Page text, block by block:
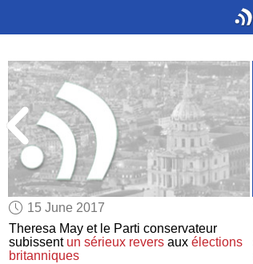
15 June 2017
Theresa May et le Parti conservateur
subissent un sérieux revers auxélections
britanniques